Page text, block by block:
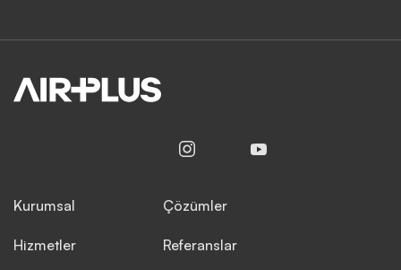
Kurumsal Çözümler
Hizmetler Referanslar